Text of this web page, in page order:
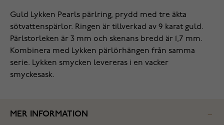
Guld Lykken Pearls pärlring, prydd med tre äkta
sötvattenspärlor. Ringen är tillverkad av 9 karat guld.
Pärlstorleken är 3 mm och skenans bredd är 1,7 mm.
Kombinera med Lykken pärlörhängen från samma
serie. Lykken smycken levereras i en vacker
smyckesask.
MER INFORMATION